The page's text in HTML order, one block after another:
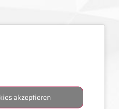
akzeptieren